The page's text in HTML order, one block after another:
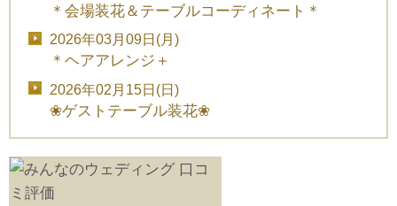
＊会場装花＆テーブルコーディネート＊
2026年03月09日(月)
＊ヘアアレンジ＋
2026年02月15日(日)
❀ゲストテーブル装花❀